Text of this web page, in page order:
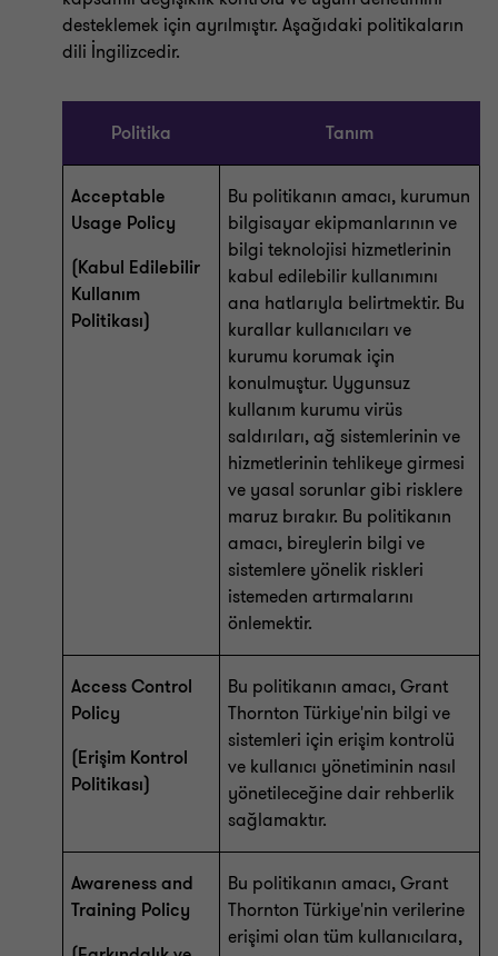
desteklemek için ayrılmıştır. Aşağıdaki politikaların
dili İngilizcedir.
Politika Tanım
Acceptable
Usage Policy
(Kabul Edilebilir
Kullanım
Politikası)
Bu politikanın amacı, kurumun
bilgisayar ekipmanlarının ve
bilgi teknolojisi hizmetlerinin
kabul edilebilir kullanımını
ana hatlarıyla belirtmektir. Bu
kurallar kullanıcıları ve
kurumu korumak için
konulmuştur. Uygunsuz
kullanım kurumu virüs
saldırıları, ağ sistemlerinin ve
hizmetlerinin tehlikeye girmesi
ve yasal sorunlar gibi risklere
maruz bırakır. Bu politikanın
amacı, bireylerin bilgi ve
sistemlere yönelik riskleri
istemeden artırmalarını
önlemektir.
Access Control
Policy
(Erişim Kontrol
Politikası)
Bu politikanın amacı, Grant
Thornton Türkiye'nin bilgi ve
sistemleri için erişim kontrolü
ve kullanıcı yönetiminin nasıl
yönetileceğine dair rehberlik
sağlamaktır.
Awareness and
Training Policy
Bu politikanın amacı, Grant
Thornton Türkiye'nin verilerine
erişimi olan tüm kullanıcılara,